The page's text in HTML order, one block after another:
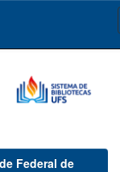
Federal de